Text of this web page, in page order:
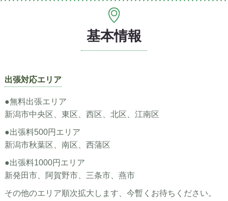
基本情報
出張対応エリア
●無料出張エリア
新潟市中央区、東区、西区、北区、江南区
●出張料500円エリア
新潟市秋葉区、南区、西蒲区
●出張料1000円エリア
新発田市、阿賀野市、三条市、燕市
その他のエリア順次拡大します、今暫くお待ちください。